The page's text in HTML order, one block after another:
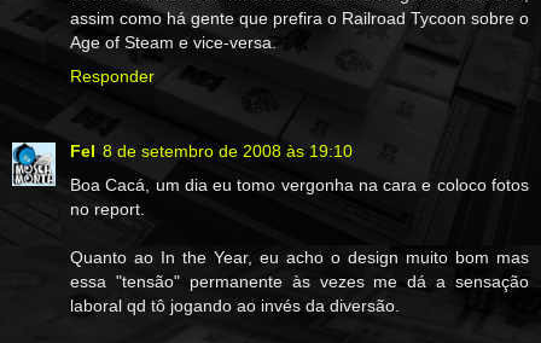
assim como há gente que prefira o Railroad Tycoon sobre o
Age of Steam e vice-versa.
Responder
Fel 8 de setembro de 2008 às 19:10
Boa Cacá, um dia eu tomo vergonha na cara e coloco fotos
no report.
Quanto ao In the Year, eu acho o design muito bom mas
essa "tensão" permanente às vezes me dá a sensação
laboral qd tô jogando ao invés da diversão.